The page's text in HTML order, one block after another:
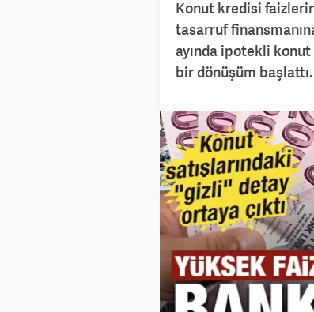
Konut kredisi
tasarruf
ayında ipotekli konut
bir dönüşüm başlattı.